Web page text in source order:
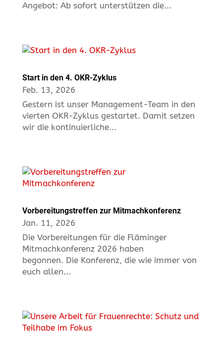
Angebot: Ab sofort unterstützen die...
Start in den 4. OKR-Zyklus
Feb. 13, 2026
Gestern ist unser Management-Team in den
vierten OKR-Zyklus gestartet. Damit setzen
wir die kontinuierliche...
Vorbereitungstreffen zur Mitmachkonferenz
Jan. 11, 2026
Die Vorbereitungen für die Fläminger
Mitmachkonferenz 2026 haben
begonnen. Die Konferenz, die wie immer von
euch allen...